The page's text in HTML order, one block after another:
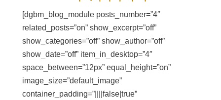
[dgbm_blog_module posts_number=”4″
related_posts=”on” show_excerpt=”off”
show_categories=”off” show_author=”off”
show_date=”off” item_in_desktop=”4″
space_between=”12px” equal_height=”on”
image_size=”default_image”
container_padding=”||||false|true”